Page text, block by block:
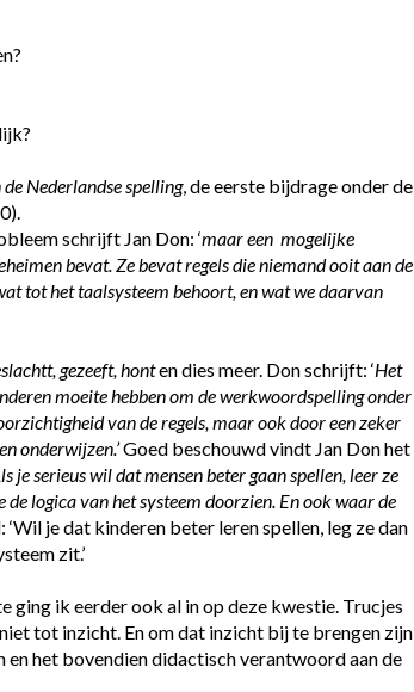
Nederlandse spelling, de eerste bijdrage onder de
schrijft Jan Don: ‘maar een  mogelijke
bevat. Ze bevat regels die niemand ooit aan de
tot het taalsysteem behoort, en wat we daarvan
gezeeft, hont en dies meer. Don schrijft: ‘Het
moeite hebben om de werkwoordspelling onder
van de regels, maar ook door een zeker
onderwijzen.’ Goed beschouwd vindt Jan Don het
je serieus wil dat mensen beter gaan spellen, leer ze
logica van het systeem doorzien. En ook waar de
je dat kinderen beter leren spellen, leg ze dan
zit.’
ging ik eerder ook al in op deze kwestie. Trucjes
tot inzicht. En om dat inzicht bij te brengen zijn
het bovendien didactisch verantwoord aan de